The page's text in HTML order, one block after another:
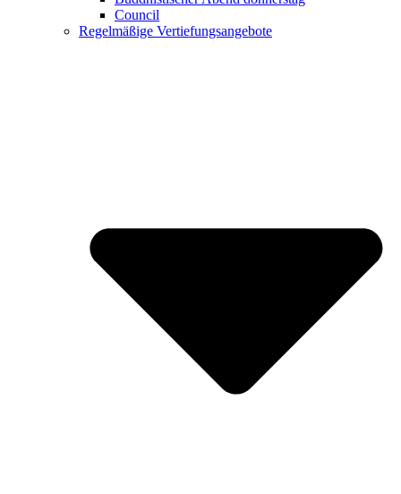
Council
Regelmäßige Vertiefungsangebote